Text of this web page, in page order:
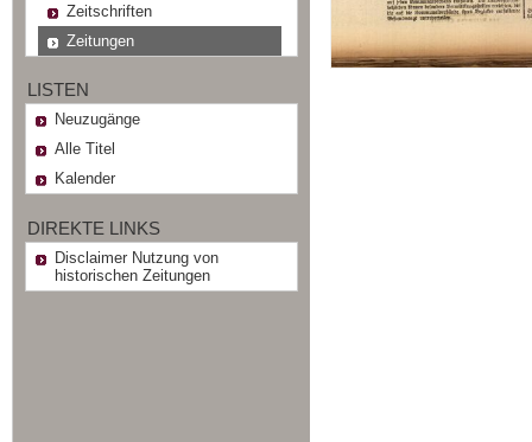
Zeitschriften
Zeitungen
LISTEN
Neuzugänge
Alle Titel
Kalender
DIREKTE LINKS
Disclaimer Nutzung von
historischen Zeitungen